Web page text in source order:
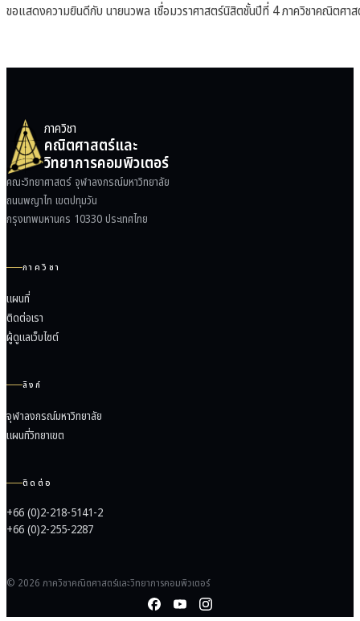
ขอแสดงความยินดีกับ นายนวพล เชื่อมวราศาสตร์นิสิตชั้นปีที่ 4 ภาควิชาคณิตศ
ภาควิชา
คณิตศาสตร์และ
วิทยาการคอมพิวเตอร์
คณะวิทยาศาสตร์ จุฬาลงกรณ์มหาวิทยาลัย
ถนนพญาไท เขตปทุมวัน
กรุงเทพมหานคร 10330 ประเทศไทย
ภาควิชา
แผนที่
ติดต่อเรา
ผู้ดูแลเว็บไซต์
ลิงก์
จุฬาลงกรณ์มหาวิทยาลัย
แผนที่วิทยาเขต
ติดต่อ
+66 (0)2-218-5141-2
+66 (0)2-255-2287
© 2026 ภาควิชาคณิตศาสตร์และวิทยาการคอมพิวเตอร์